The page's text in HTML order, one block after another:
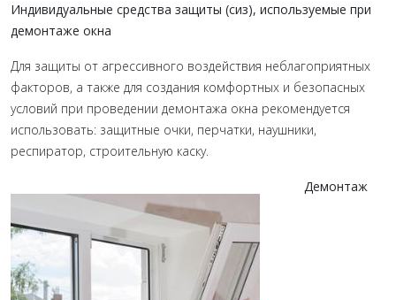
Индивидуальные средства защиты (сиз), используемые при
демонтаже окна
Для защиты от агрессивного воздействия неблагоприятных
факторов, а также для создания комфортных и безопасных
условий при проведении демонтажа окна рекомендуется
использовать: защитные очки, перчатки, наушники,
респиратор, строительную каску.
Демонтаж